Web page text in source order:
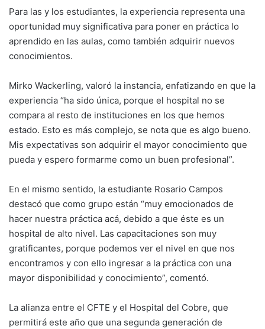
Para las y los estudiantes, la experiencia representa una
oportunidad muy significativa para poner en práctica lo
aprendido en las aulas, como también adquirir nuevos
conocimientos.
Mirko Wackerling, valoró la instancia, enfatizando en que la
experiencia “ha sido única, porque el hospital no se
compara al resto de instituciones en los que hemos
estado. Esto es más complejo, se nota que es algo bueno.
Mis expectativas son adquirir el mayor conocimiento que
pueda y espero formarme como un buen profesional”.
En el mismo sentido, la estudiante Rosario Campos
destacó que como grupo están “muy emocionados de
hacer nuestra práctica acá, debido a que éste es un
hospital de alto nivel. Las capacitaciones son muy
gratificantes, porque podemos ver el nivel en que nos
encontramos y con ello ingresar a la práctica con una
mayor disponibilidad y conocimiento”, comentó.
La alianza entre el CFTE y el Hospital del Cobre, que
permitirá este año que una segunda generación de